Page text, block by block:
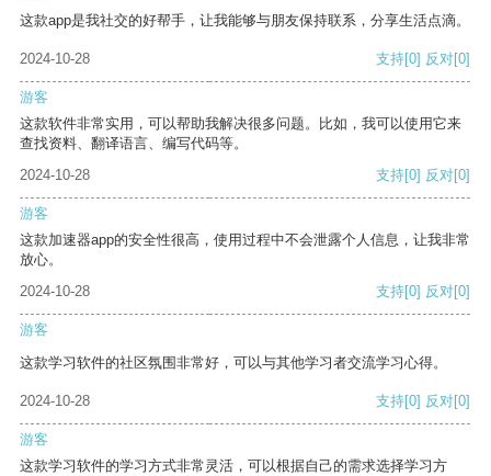
这款app是我社交的好帮手，让我能够与朋友保持联系，分享生活点滴。
2024-10-28 支持[0] 反对[0]
游客
这款软件非常实用，可以帮助我解决很多问题。比如，我可以使用它来
查找资料、翻译语言、编写代码等。
2024-10-28
支持[0] 反对[0]
游客
这款加速器app的安全性很高，使用过程中不会泄露个人信息，让我非常
放心。
2024-10-28
支持[0] 反对[0]
游客
这款学习软件的社区氛围非常好，可以与其他学习者交流学习心得。
2024-10-28 支持[0] 反对[0]
游客
这款学习软件的学习方式非常灵活，可以根据自己的需求选择学习方